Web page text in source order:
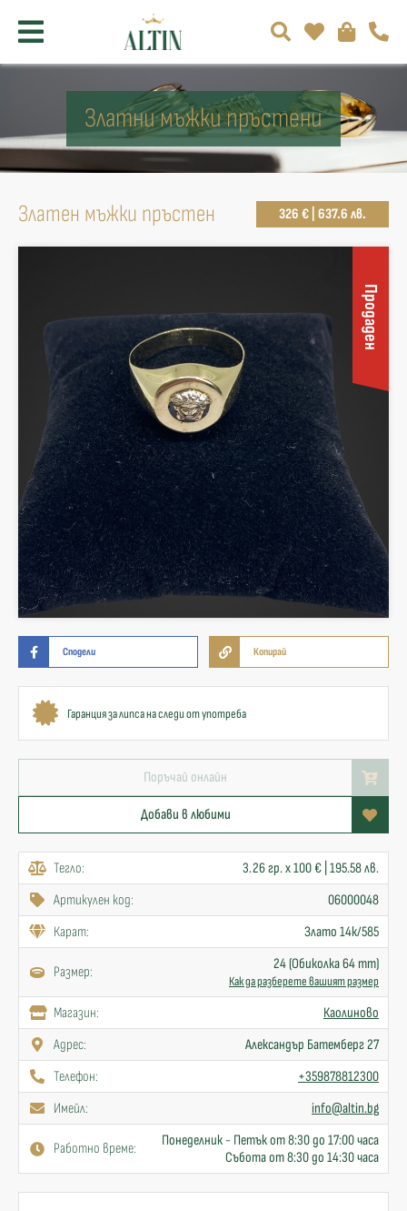
Златни мъжки пръстени
Златен мъжки пръстен 326 € | 637.6 лв.
Продаден
Сподели Копирай
Гаранция за липса на следи от употреба
Поръчай онлайн
Добави в любими
Тегло:
3.26 гр. x 100 € | 195.58 лв.
Артикулен код:
06000048
Карат:
Злато 14к/585
Размер: 24 (Обиколка 64 mm)
Как да разберете вашият размер
Mагазин:
Каолиново
Адрес:
Александър Батемберг 27
Телефон:
+359878812300
Имейл:
info@altin.bg
Работно време:
Понеделник - Петък от 8:30 до 17:00 часа
Събота от 8:30 до 14:30 часа